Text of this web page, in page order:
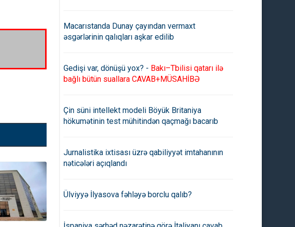
Macarıstanda Dunay çayından vermaxt
əsgərlərinin qalıqları aşkar edilib
Gedişi var, dönüşü yox? - Bakı–Tbilisi qatarı ilə
bağlı bütün suallara CAVAB+MÜSAHİBƏ
Çin süni intellekt modeli Böyük Britaniya
hökumətinin test mühitindən qaçmağı bacarıb
Jurnalistika ixtisası üzrə qabiliyyət imtahanının
nəticələri açıqlandı
Ülviyyə İlyasova fəhləyə borclu qalıb?